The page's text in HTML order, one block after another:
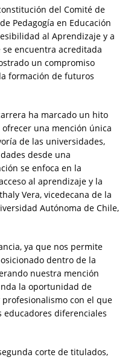
del Comité de
Pedagogía en Educación
al Aprendizaje y a
encuentra acreditada
un compromiso
formación de futuros
ha marcado un hito
una mención única
de las universidades,
desde una
se enfoca en la
al aprendizaje y la
Vera, vicedecana de la
Autónoma de Chile,
ya que nos permite
dentro de la
nuestra mención
la oportunidad de
con el que
diferenciales
corte de titulados,